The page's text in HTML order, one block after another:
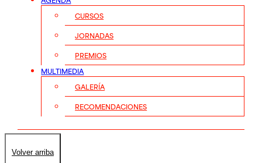
CURSOS
JORNADAS
PREMIOS
MULTIMEDIA
GALERÍA
RECOMENDACIONES
Volver arriba